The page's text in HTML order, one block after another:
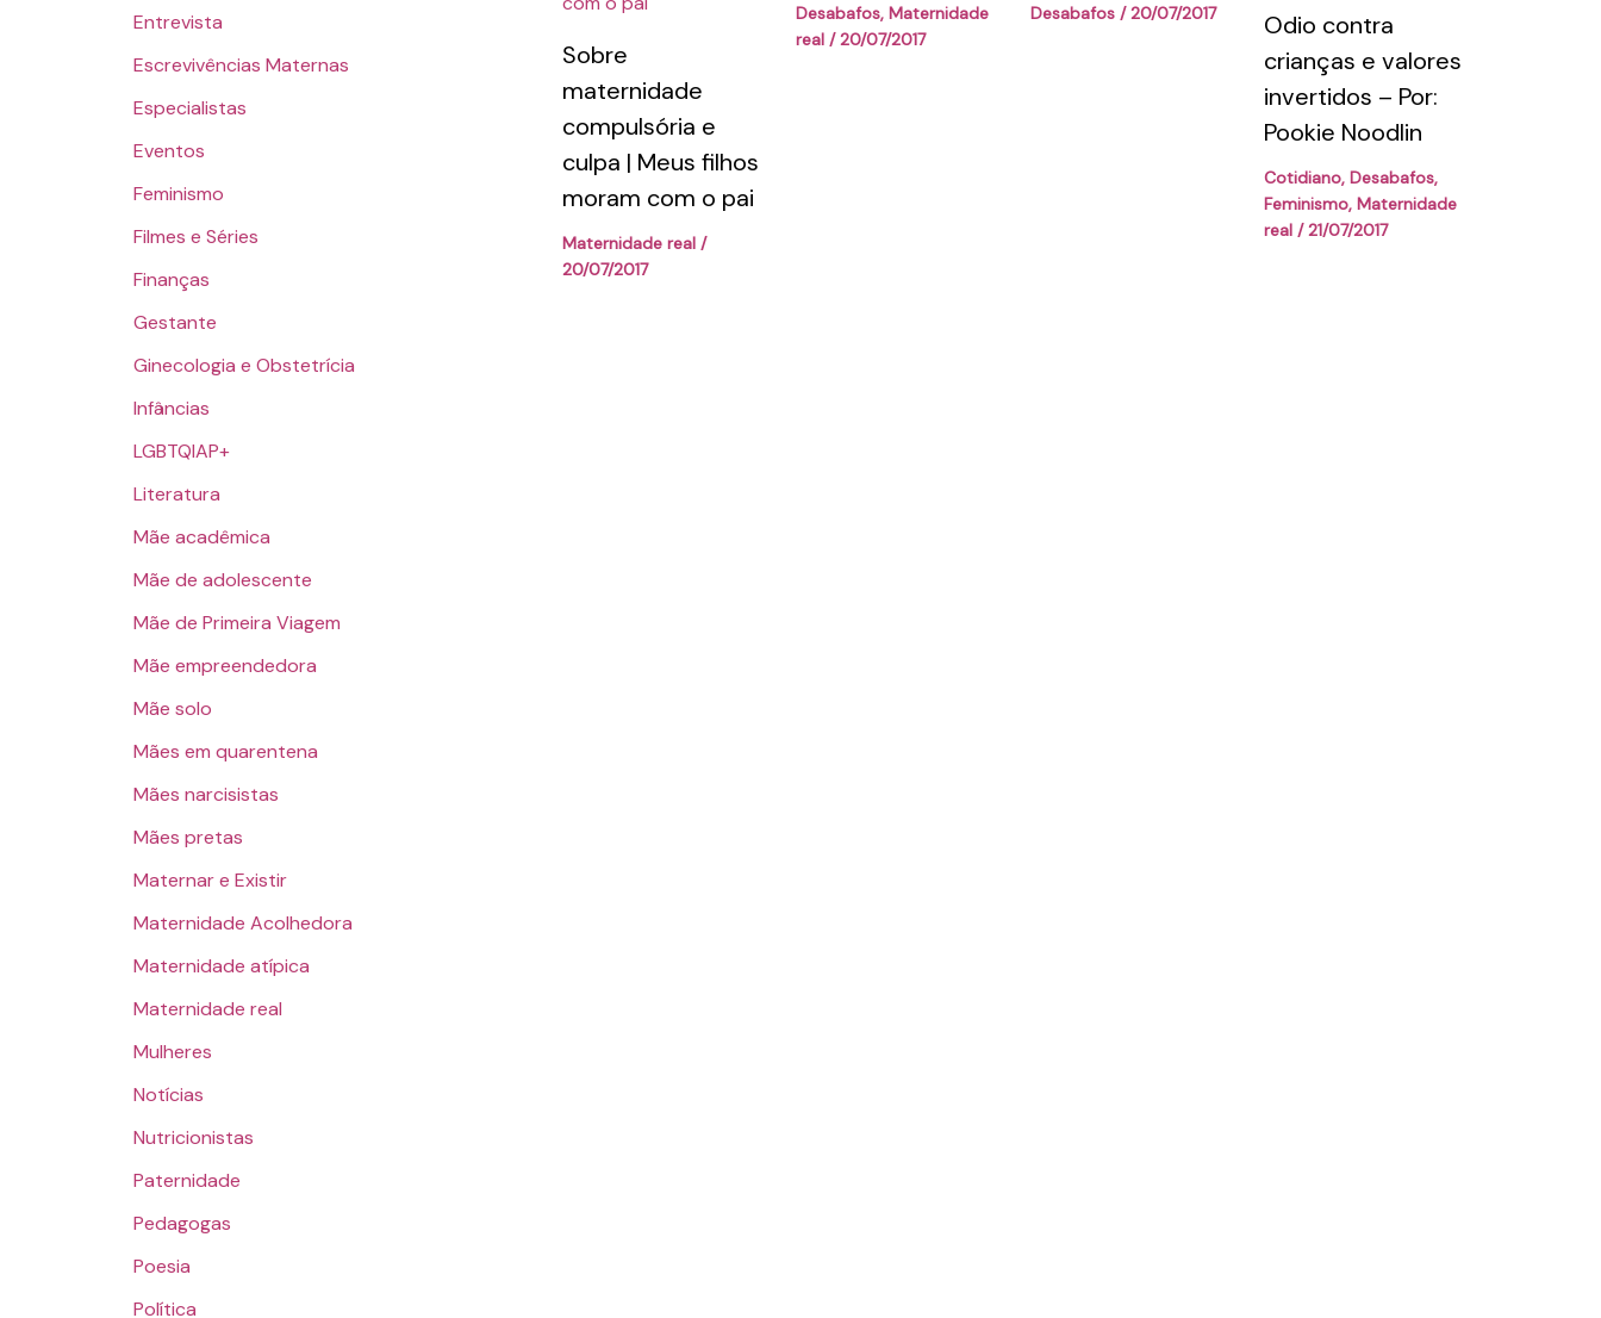
Entrevista
Escrevivências Maternas
Especialistas
Eventos
Feminismo
Filmes e Séries
Finanças
Gestante
Ginecologia e Obstetrícia
Infâncias
LGBTQIAP+
Literatura
Mãe acadêmica
Mãe de adolescente
Mãe de Primeira Viagem
Mãe empreendedora
Mãe solo
Mães em quarentena
Mães narcisistas
Mães pretas
Maternar e Existir
Maternidade Acolhedora
Maternidade atípica
Maternidade real
Mulheres
Notícias
Nutricionistas
Paternidade
Pedagogas
Poesia
Política
Sobre
maternidade
compulsória e
culpa | Meus filhos
moram com o pai
Maternidade real /
20/07/2017
Desabafos,Maternidade
real /20/07/2017
Desabafos/20/07/2017
Odio contra
crianças e valores
invertidos – Por:
Pookie Noodlin
Cotidiano, Desabafos,
Feminismo, Maternidade
real/21/07/2017